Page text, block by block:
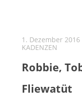
1. Dezember 2016
KADENZEN
Robbie,
Fliewatüt